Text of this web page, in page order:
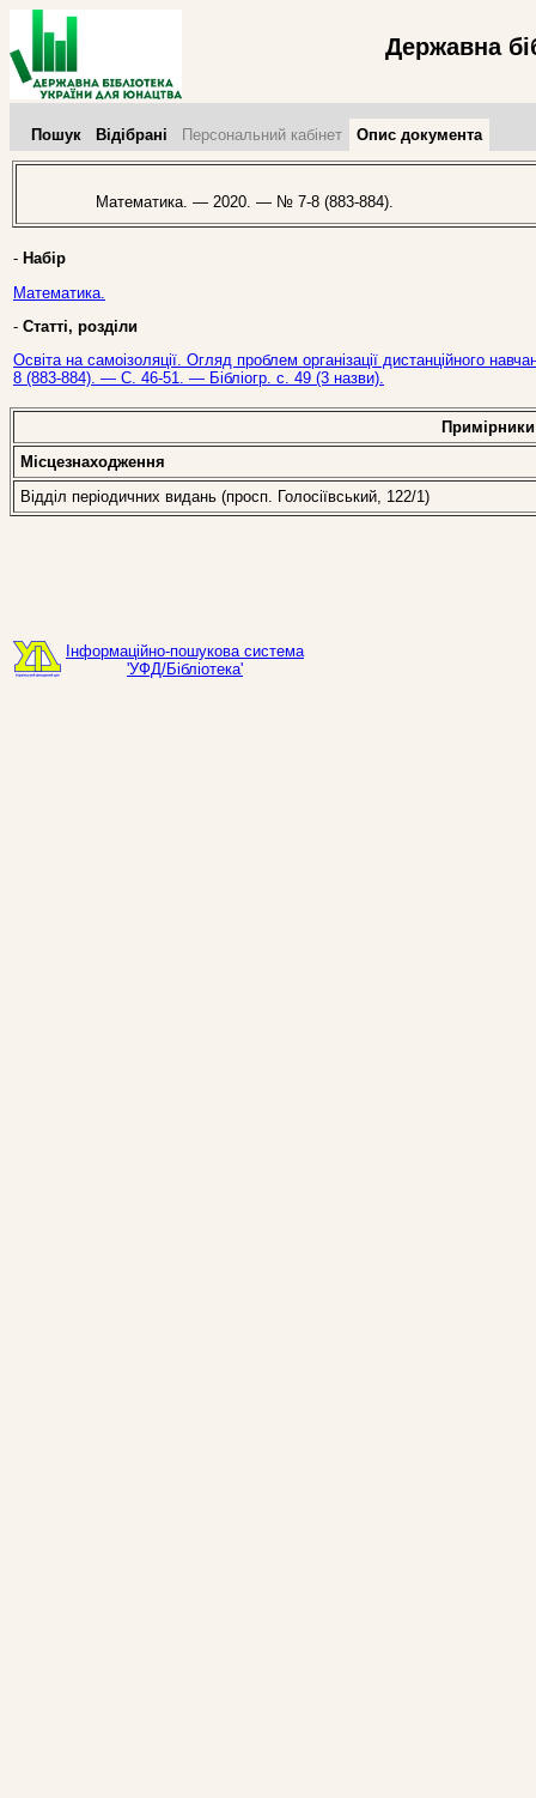
Державна
Пошук Відібрані Персональний кабінет Опис документа
Математика. — 2020. — № 7-8 (883-884).
- Набір
Математика.
- Статті, розділи
Освіта на самоізоляції. Огляд проблем організації дистанційного
8 (883-884). — С. 46-51. — Бібліогр. с. 49 (3 назви).
Примірники
Місцезнаходження
Відділ періодичних видань (просп. Голосіївський, 122/1)
Інформаційно-пошукова система
'УФД/Бібліотека'